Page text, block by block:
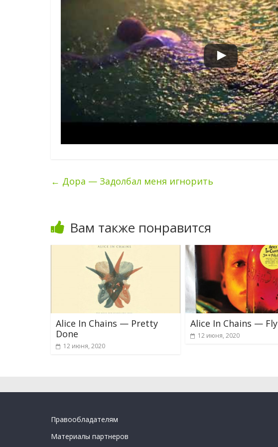
← Дора — Задолбал меня игнорить
Вам также понравится
Alice In Chains — Pretty
Done
12 июня, 2020
Alice In Chains — Fly
12 июня, 2020
Правообладателям
Материалы партнеров